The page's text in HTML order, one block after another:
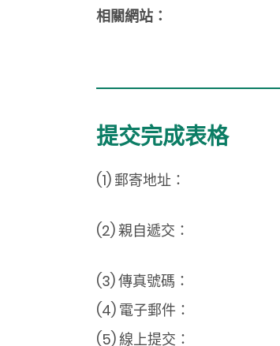
相關網站：
提交完成表格
(1) 郵寄地址：
(2) 親自遞交：
(3) 傳真號碼：
(4) 電子郵件：
(5) 線上提交：